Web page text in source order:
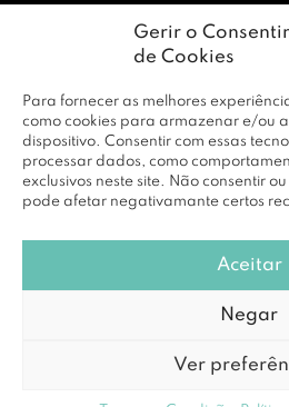
Gerir o
de Cookies
Para fornecer as melhores
como cookies para armazenar e/ou
dispositivo. Consentir com essas
processar dados, como
exclusivos neste site. Não consentir
pode afetar negativamante certos
Aceitar
Negar
Ver
LINKS ÚTEIS
EMPRESA
PERFIL
© Copyright 2026 RBF